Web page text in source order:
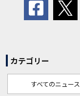
カテゴリー
すべてのニュース